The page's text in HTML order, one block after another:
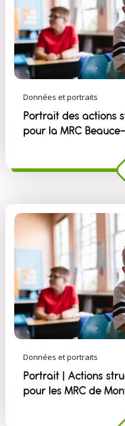
Données et portraits
Portrait des actions
pour la MRC
Données et portraits
Portrait | Actions
pour les MRC de